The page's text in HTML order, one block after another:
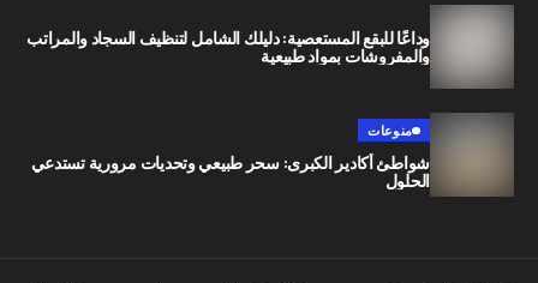
وداعًا للبقع المستعصية: دليلك الشامل لتنظيف السجاد والمراتب
والمفروشات بمواد طبيعية
شواطئ أكادير الكبرى: سحر طبيعي وتحديات مرورية تستدعي